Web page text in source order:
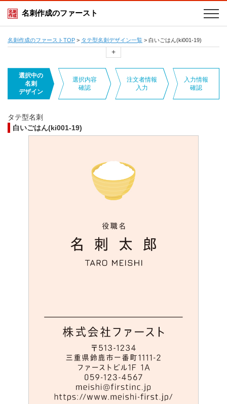
名刺作成のファースト
名刺作成のファーストTOP > タテ型名刺デザイン一覧 > 白いごはん(ki001-19)
+
選択中の
名刺
デザイン
選択内容
確認
注文者情報
入力
入力情報
確認
タテ型名刺
白いごはん(ki001-19)